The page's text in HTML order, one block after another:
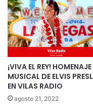
¡VIVA EL REY! HOMENAJE
MUSICAL DE ELVIS
EN VILAS RADIO
agosto 21, 2022